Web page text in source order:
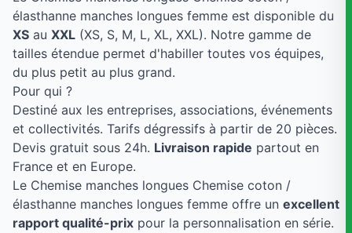
élasthanne manches longues femme est disponible du
XS au XXL (XS, S, M, L, XL, XXL). Notre gamme de
tailles étendue permet d'habiller toutes vos équipes,
du plus petit au plus grand.
Pour qui ?
Destiné aux les entreprises, associations, événements
et collectivités. Tarifs dégressifs à partir de 20 pièces.
Devis gratuit sous 24h. Livraison rapide partout en
France et en Europe.
Le Chemise manches longues Chemise coton /
élasthanne manches longues femme offre un excellent
rapport qualité-prix pour la personnalisation en série.